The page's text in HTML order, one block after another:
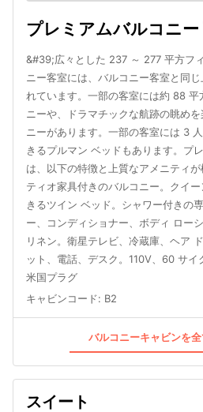
プレミアムバルコニ
&#39;広々とした 237 ～ 277 平方フ
ニー客室には、バルコニー客室と同
れています。一部の客室には約 88 平
ニーや、ドラマチックな航跡の眺め
ニーがあります。一部の客室には 3
きるプルマン ベッドもあります。プ
は、以下の特徴と上質なアメニティ
ティオ家具付きのバルコニー。クイ
きるツイン ベッド。シャワー付きの
ー、コンディショナー、ボディ ロー
リネン。衛星テレビ、冷蔵庫、ヘア
ット、電話、デスク。110V、60 サ
米国プラグ
キャビンコード: B2
バルコニーキャビンを
スイート